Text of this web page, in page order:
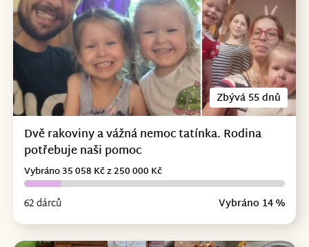
Zbývá 55 dnů
Dvě rakoviny a vážná nemoc tatínka. Rodina
potřebuje naši pomoc
62 dárců Vybráno 14 %
Vybráno 35 058 Kč z 250 000 Kč